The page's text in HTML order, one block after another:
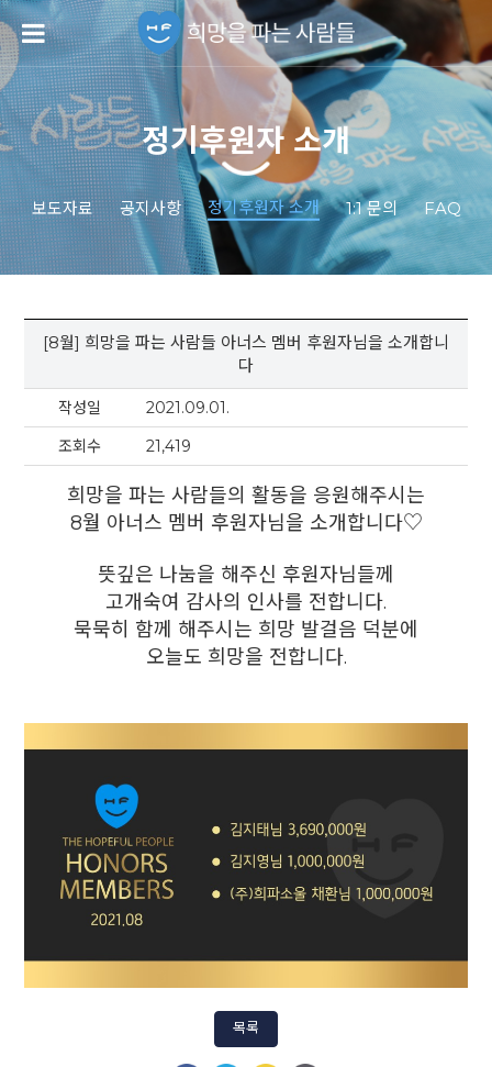
정기후원자 소개
보도자료 공지사항 정기후원자 소개 1:1 문의 FAQ
[8월] 희망을 파는 사람들 아너스 멤버 후원자님을 소개합니
다
작성일
2021.09.01.
조회수
21,419
희망을 파는 사람들의 활동을 응원해주시는
8월 아너스 멤버 후원자님을 소개합니다♡
뜻깊은 나눔을 해주신 후원자님들께
고개숙여 감사의 인사를 전합니다.
묵묵히 함께 해주시는 희망 발걸음 덕분에
오늘도 희망을 전합니다.
목록